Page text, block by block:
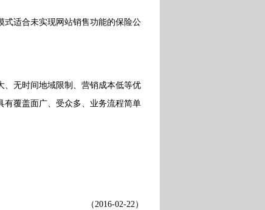
适合未实现网站销售功能的保险公
无时间地域限制、营销成本低等优
有覆盖面广、受众多、业务流程简单
（2016-02-22）